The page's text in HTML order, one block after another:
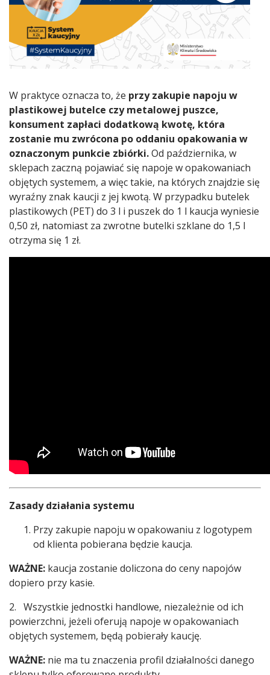
W praktyce oznacza to, że przy zakupie napoju w
plastikowej butelce czy metalowej puszce,
konsument zapłaci dodatkową kwotę, która
zostanie mu zwrócona po oddaniu opakowania w
oznaczonym punkcie zbiórki.Od października, w
sklepach zaczną pojawiać się napoje w opakowaniach
objętych systemem, a więc takie, na których znajdzie się
wyraźny znak kaucji z jej kwotą. W przypadku butelek
plastikowych (PET) do 3 l i puszek do 1 l kaucja wyniesie
0,50 zł, natomiast za zwrotne butelki szklane do 1,5 l
otrzyma się 1 zł.
Zasady działania systemu
Przy zakupie napoju w opakowaniu z logotypem
od klienta pobierana będzie kaucja.
WAŻNE: kaucja zostanie doliczona do ceny napojów
dopiero przy kasie.
2. Wszystkie jednostki handlowe, niezależnie od ich
powierzchni, jeżeli oferują napoje w opakowaniach
objętych systemem, będą pobierały kaucję.
WAŻNE: nie ma tu znaczenia profil działalności danego